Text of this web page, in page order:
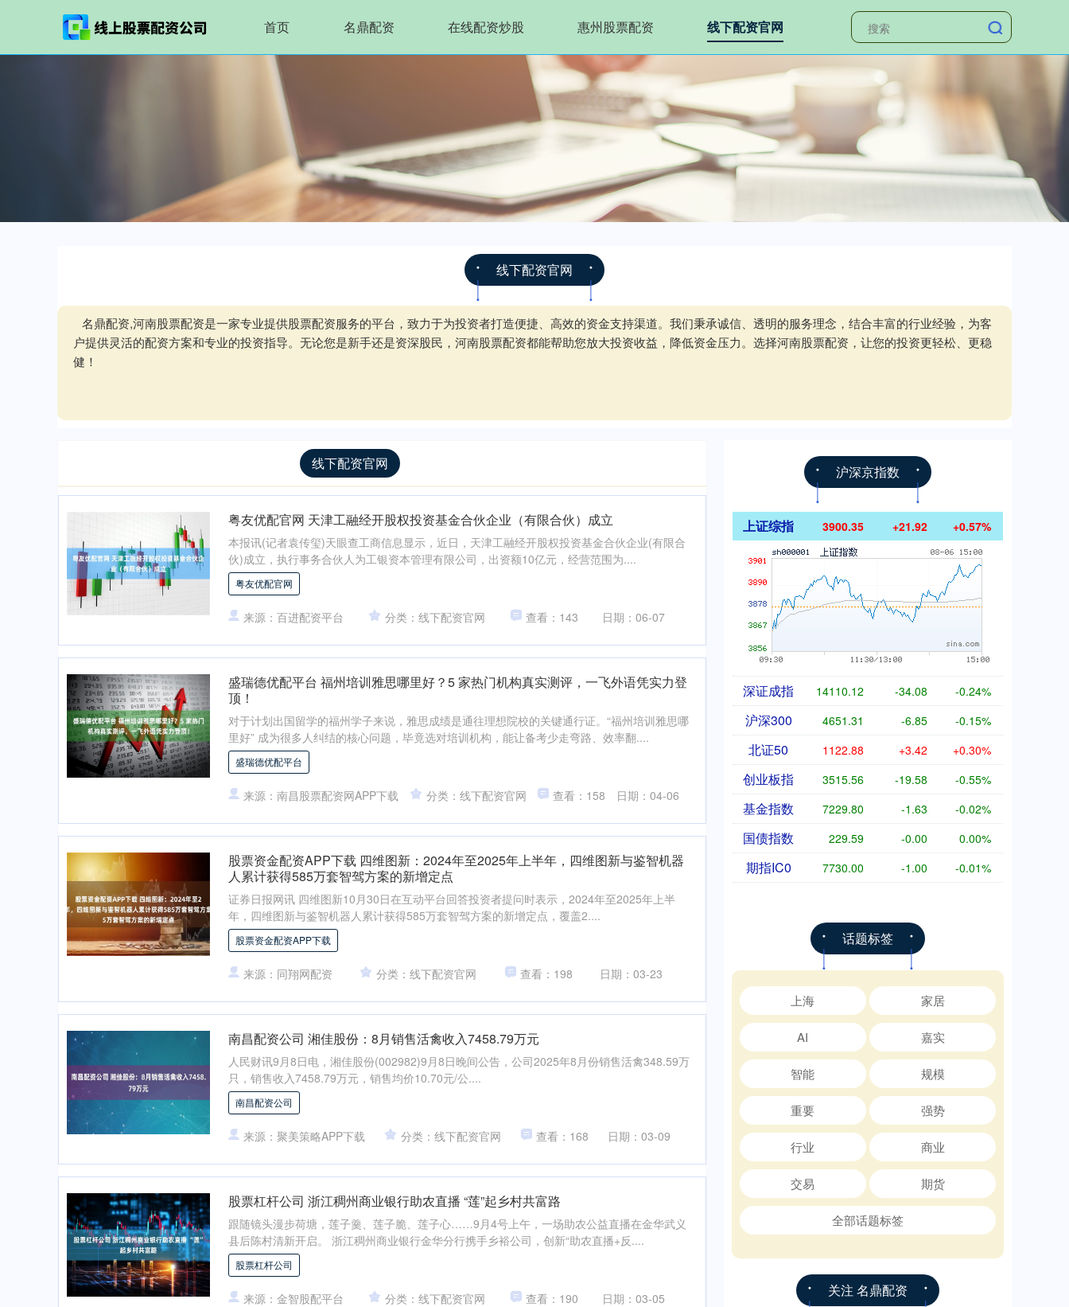
首页 名鼎配资 在线配资炒股 惠州股票配资 线下配资官网
线下配资官网
名鼎配资,河南股票配资是一家专业提供股票配资服务的平台，致力于为投资者打造便捷、高效的资金支持渠道。我们秉承诚信、透明的服务理念，结合丰富的行业经验，为客
户提供灵活的配资方案和专业的投资指导。无论您是新手还是资深股民，河南股票配资都能帮助您放大投资收益，降低资金压力。选择河南股票配资，让您的投资更轻松、更稳
健！
线下配资官网
粤友优配官网 天津工融经开股权投资基金合伙企业（有限合伙）成立
本报讯(记者袁传玺)天眼查工商信息显示，近日，天津工融经开股权投资基金合伙企业(有限合
伙)成立，执行事务合伙人为工银资本管理有限公司，出资额10亿元，经营范围为....
粤友优配官网
来源：百进配资平台 分类：线下配资官网 查看：143 日期：06-07
盛瑞德优配平台 福州培训雅思哪里好？5 家热门机构真实测评，一飞外语凭实力登
顶！
对于计划出国留学的福州学子来说，雅思成绩是通往理想院校的关键通行证。“福州培训雅思哪
里好” 成为很多人纠结的核心问题，毕竟选对培训机构，能让备考少走弯路、效率翻....
盛瑞德优配平台
来源：南昌股票配资网APP下载 分类：线下配资官网 查看：158 日期：04-06
股票资金配资APP下载 四维图新：2024年至2025年上半年，四维图新与鉴智机器
人累计获得585万套智驾方案的新增定点
证券日报网讯 四维图新10月30日在互动平台回答投资者提问时表示，2024年至2025年上半
年，四维图新与鉴智机器人累计获得585万套智驾方案的新增定点，覆盖2....
股票资金配资APP下载
来源：同翔网配资 分类：线下配资官网 查看：198 日期：03-23
南昌配资公司 湘佳股份：8月销售活禽收入7458.79万元
人民财讯9月8日电，湘佳股份(002982)9月8日晚间公告，公司2025年8月份销售活禽348.59万
只，销售收入7458.79万元，销售均价10.70元/公....
南昌配资公司
来源：聚美策略APP下载 分类：线下配资官网 查看：168 日期：03-09
股票杠杆公司 浙江稠州商业银行助农直播 “莲”起乡村共富路
跟随镜头漫步荷塘，莲子羹、莲子脆、莲子心……9月4号上午，一场助农公益直播在金华武义
县后陈村清新开启。 浙江稠州商业银行金华分行携手乡裕公司，创新“助农直播+反....
股票杠杆公司
来源：金智股配平台 分类：线下配资官网 查看：190 日期：03-05
沪深京指数
上证综指 3900.35 +21.92 +0.57%
深证成指 14110.12 -34.08 -0.24%
沪深300 4651.31 -6.85 -0.15%
北证50 1122.88 +3.42 +0.30%
创业板指 3515.56 -19.58 -0.55%
基金指数 7229.80 -1.63 -0.02%
国债指数 229.59 -0.00 0.00%
期指IC0 7730.00 -1.00 -0.01%
话题标签
上海 家居
AI 嘉实
智能 规模
重要 强势
行业 商业
交易 期货
全部话题标签
关注 名鼎配资